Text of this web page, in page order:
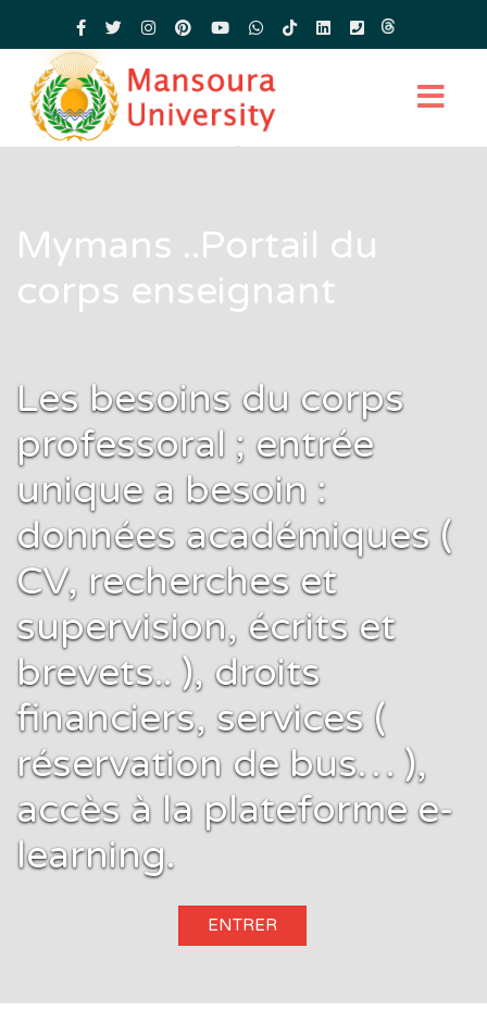
Mymans ..Portail du
corps enseignant
Les besoins du corps
professoral ; entrée
unique a besoin :
données académiques (
CV, recherches et
supervision, écrits et
brevets.. ), droits
financiers, services (
réservation de bus… ),
accès à la plateforme e-
learning.
ENTRER